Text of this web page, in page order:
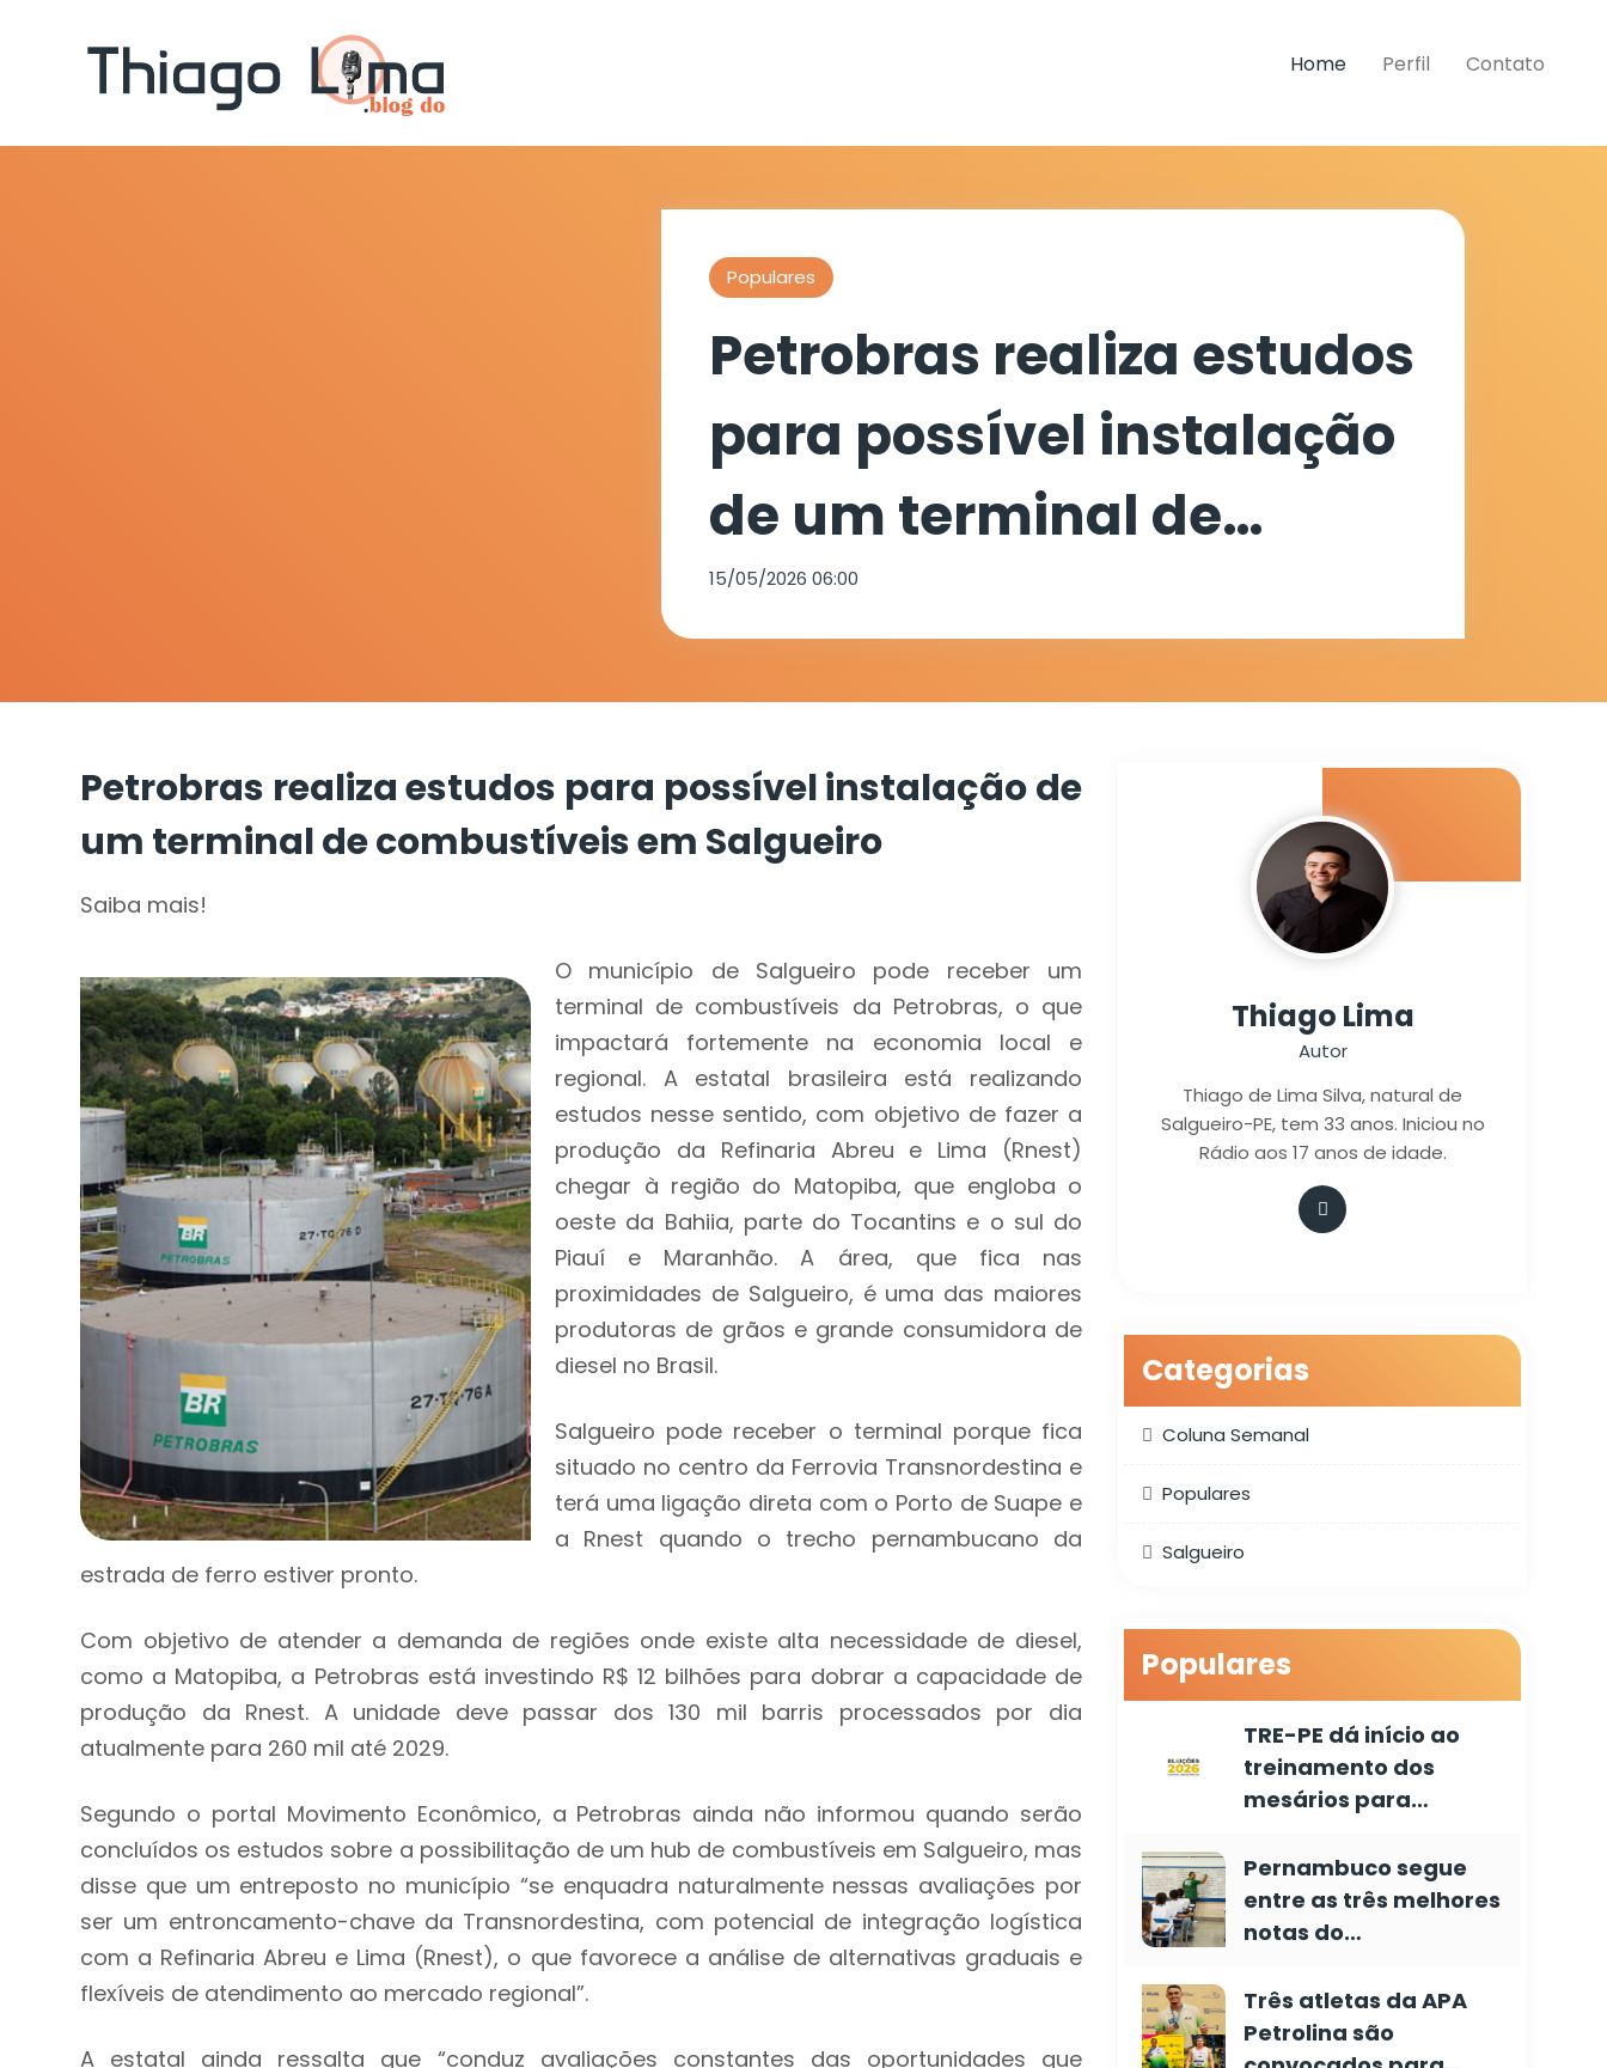
Home Perfil Contato
Populares
Petrobras realiza estudos
para possível instalação
de um terminal de
combustíveis em
15/05/2026 06:00
Petrobras realiza estudos para possível instalação de
um terminal de combustíveis em Salgueiro
Saiba mais!
O município de Salgueiro pode receber um
terminal de combustíveis da Petrobras, o que
impactará fortemente na economia local e
regional. A estatal brasileira está realizando
estudos nesse sentido, com objetivo de fazer a
produção da Refinaria Abreu e Lima (Rnest)
chegar à região do Matopiba, que engloba o
oeste da Bahiia, parte do Tocantins e o sul do
Piauí e Maranhão. A área, que fica nas
proximidades de Salgueiro, é uma das maiores
produtoras de grãos e grande consumidora de
diesel no Brasil.
Salgueiro pode receber o terminal porque fica
situado no centro da Ferrovia Transnordestina e
terá uma ligação direta com o Porto de Suape e
a Rnest quando o trecho pernambucano da
estrada de ferro estiver pronto.
Com objetivo de atender a demanda de regiões onde existe alta necessidade de diesel,
como a Matopiba, a Petrobras está investindo R$ 12 bilhões para dobrar a capacidade de
produção da Rnest. A unidade deve passar dos 130 mil barris processados por dia
atualmente para 260 mil até 2029.
Segundo o portal Movimento Econômico, a Petrobras ainda não informou quando serão
concluídos os estudos sobre a possibilitação de um hub de combustíveis em Salgueiro, mas
disse que um entreposto no município “se enquadra naturalmente nessas avaliações por
ser um entroncamento-chave da Transnordestina, com potencial de integração logística
com a Refinaria Abreu e Lima (Rnest), o que favorece a análise de alternativas graduais e
flexíveis de atendimento ao mercado regional”.
A estatal ainda ressalta que “conduz avaliações constantes das oportunidades que
Thiago Lima
Autor
Thiago de Lima Silva, natural de
Salgueiro-PE, tem 33 anos. Iniciou no
Rádio aos 17 anos de idade.
Categorias
Coluna Semanal
Populares
Salgueiro
Populares
TRE-PE dá início ao
treinamento dos
mesários para…
Pernambuco segue
entre as três melhores
notas do…
Três atletas da APA
Petrolina são